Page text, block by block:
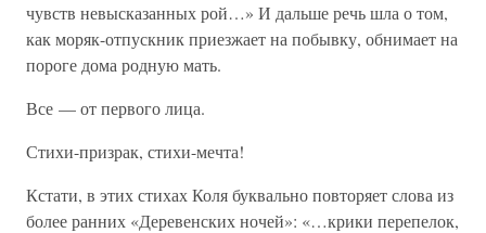
чувств невысказанных рой…» И дальше речь шла о том,
как моряк-отпускник приезжает на побывку, обнимает на
пороге дома родную мать.
Все — от первого лица.
Стихи-призрак, стихи-мечта!
Кстати, в этих стихах Коля буквально повторяет слова из
более ранних «Деревенских ночей»: «…крики перепелок,